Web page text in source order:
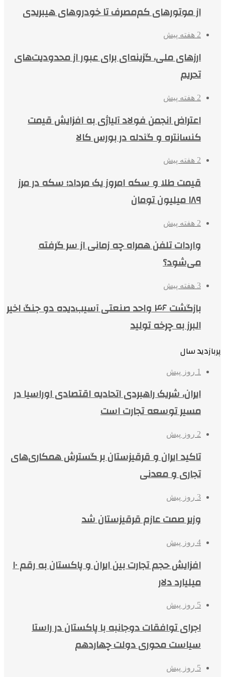
از موتورهای کم‌مصرف تا خودروهای هیبریدی
2 هفته پیش
ارزهای ملی، گزینه‌ای برای عبور از محدودیت‌های
تحریم
2 هفته پیش
اعتراض انجمن فولاد آلیاژی به افزایش قیمت
کنسانتره و گندله در بورس کالا
2 هفته پیش
قیمت طلا و سکه امروز یک مرداد؛ سکه در مرز
۱۸۹ میلیون تومان
2 هفته پیش
واردات تلفن همراه چه زمانی از سر گرفته
می‌شود؟
3 هفته پیش
بازگشت ۴۶ واحد صنعتی آسیب‌دیده دو جنگ اخیر
البرز به چرخه تولید
پربازدید سال
1 روز پیش
ایران، شریک راهبردی اتحادیه اقتصادی اوراسیا در
مسیر توسعه تجارت است
2 روز پیش
تاکید ایران و قرقیزستان بر گسترش همکاری‌های
تجاری و معدنی
3 روز پیش
وزیر صمت عازم قرقیزستان شد
4 روز پیش
افزایش حجم تجارت بین ایران و پاکستان به رقم ۱۰
میلیارد دلار
5 روز پیش
اجرای توافقات دوجانبه با پاکستان در راستا
سیاست محوری دولت چهاردهم
5 روز پیش